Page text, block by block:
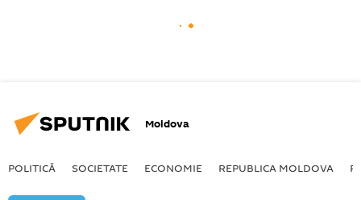
Moldova
POLITICĂ SOCIETATE ECONOMIE REPUBLICA MOLDOVA